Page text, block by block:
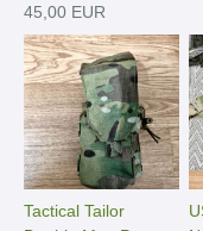
45,00 EUR
Tactical Tailor